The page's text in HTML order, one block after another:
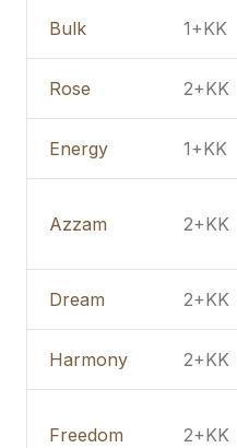
Bulk 1+KK
Rose 2+KK
Energy 1+KK
Azzam 2+KK
Dream 2+KK
Harmony 2+KK
Freedom 2+KK